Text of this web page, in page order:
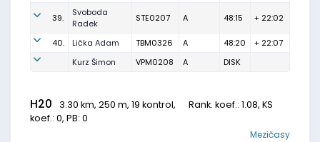
39.
Svoboda
Radek
STE0207 A 48:15 + 22:02
40. Lička Adam TBM0326 A 48:20
+ 22:07
Kurz Šimon
VPM0208 A DISK
H20 3.30 km, 250 m, 19 kontrol, Rank. koef.: 1.08, KS
koef.: 0, PB: 0
Mezičasy